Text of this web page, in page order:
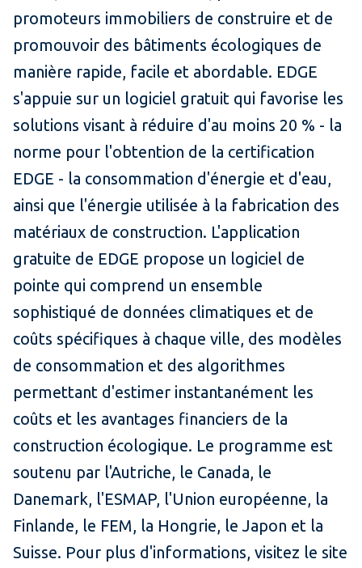
promoteurs immobiliers de construire et de
promouvoir des bâtiments écologiques de
manière rapide, facile et abordable. EDGE
s'appuie sur un logiciel gratuit qui favorise les
solutions visant à réduire d'au moins 20 % - la
norme pour l'obtention de la certification
EDGE - la consommation d'énergie et d'eau,
ainsi que l'énergie utilisée à la fabrication des
matériaux de construction. L'application
gratuite de EDGE propose un logiciel de
pointe qui comprend un ensemble
sophistiqué de données climatiques et de
coûts spécifiques à chaque ville, des modèles
de consommation et des algorithmes
permettant d'estimer instantanément les
coûts et les avantages financiers de la
construction écologique. Le programme est
soutenu par l'Autriche, le Canada, le
Danemark, l'ESMAP, l'Union européenne, la
Finlande, le FEM, la Hongrie, le Japon et la
Suisse. Pour plus d'informations, visitez le site